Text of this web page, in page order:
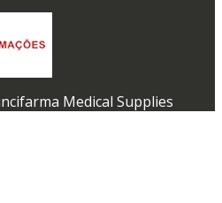
Medical Supplies